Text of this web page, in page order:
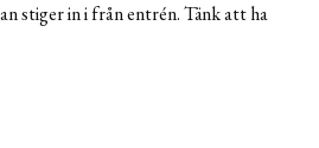
stiger in i från entrén. Tänk att ha